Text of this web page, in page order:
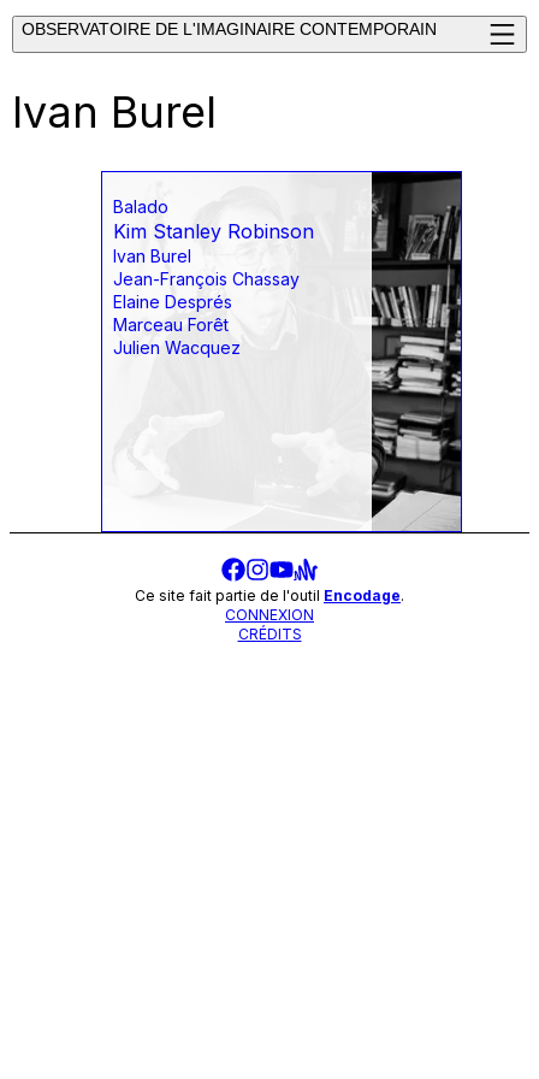
OBSERVATOIRE DE L'IMAGINAIRE CONTEMPORAIN
Ivan Burel
Balado
Kim Stanley Robinson
Ivan Burel
Jean-François Chassay
Elaine Després
Marceau Forêt
Julien Wacquez
Ce site fait partie de l'outil Encodage.
CONNEXION
CRÉDITS